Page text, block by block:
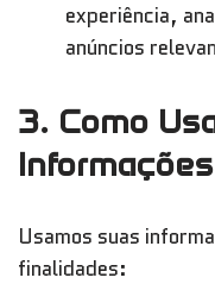
experiência,
anúncios
3. Como
Informações
Usamos suas
finalidades: